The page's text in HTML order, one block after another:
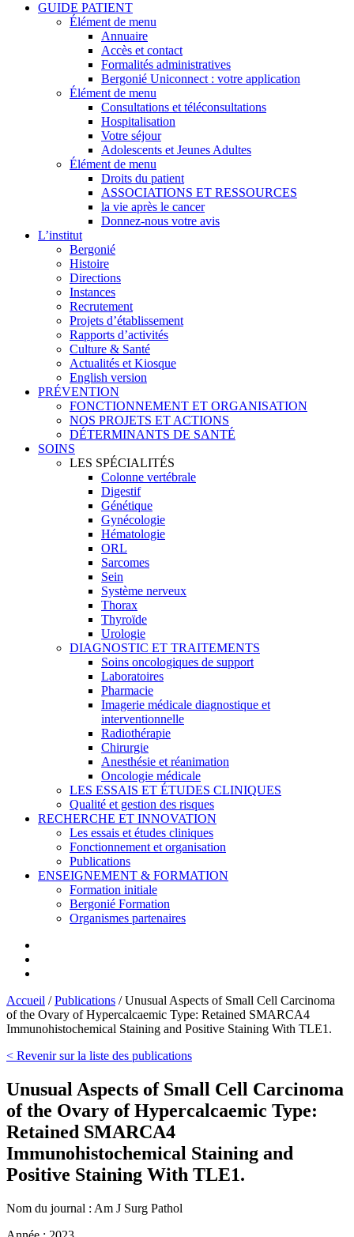
GUIDE PATIENT
Élément de menu
Annuaire
Accès et contact
Formalités administratives
Bergonié Uniconnect : votre application
Élément de menu
Consultations et téléconsultations
Hospitalisation
Votre séjour
Adolescents et Jeunes Adultes
Élément de menu
Droits du patient
ASSOCIATIONS ET RESSOURCES
la vie après le cancer
Donnez-nous votre avis
L’institut
Bergonié
Histoire
Directions
Instances
Recrutement
Projets d’établissement
Rapports d’activités
Culture & Santé
Actualités et Kiosque
English version
PRÉVENTION
FONCTIONNEMENT ET ORGANISATION
NOS PROJETS ET ACTIONS
DÉTERMINANTS DE SANTÉ
SOINS
LES SPÉCIALITÉS
Colonne vertébrale
Digestif
Génétique
Gynécologie
Hématologie
ORL
Sarcomes
Sein
Système nerveux
Thorax
Thyroïde
Urologie
DIAGNOSTIC ET TRAITEMENTS
Soins oncologiques de support
Laboratoires
Pharmacie
Imagerie médicale diagnostique et
interventionnelle
Radiothérapie
Chirurgie
Anesthésie et réanimation
Oncologie médicale
LES ESSAIS ET ÉTUDES CLINIQUES
Qualité et gestion des risques
RECHERCHE ET INNOVATION
Les essais et études cliniques
Fonctionnement et organisation
Publications
ENSEIGNEMENT & FORMATION
Formation initiale
Bergonié Formation
Organismes partenaires
Accueil /Publications /Unusual Aspects of Small Cell Carcinoma
of the Ovary of Hypercalcaemic Type: Retained SMARCA4
Immunohistochemical Staining and Positive Staining With TLE1.
< Revenir sur la liste des publications
Unusual Aspects of Small Cell Carcinoma
of the Ovary of Hypercalcaemic Type:
Retained SMARCA4
Immunohistochemical Staining and
Positive Staining With TLE1.
Nom du journal : Am J Surg Pathol